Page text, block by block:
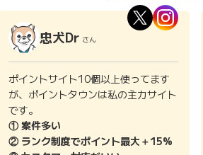
忠犬Dr さん
ポイントサイト10個以上使ってます
が、ポイントタウンは私の主力サイト
です。
① 案件多い
② ランク制度でポイント最大＋15%